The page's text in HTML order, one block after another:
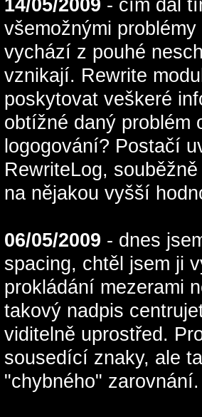
14/05/2009 - čím dál
všemožnými
vychází z pouhé
vznikají. Rewrite
poskytovat veškeré
obtížné daný problém
logogování? Postačí
RewriteLog,
na nějakou vyšší
06/05/2009 - dnes
spacing, chtěl jsem ji
prokládání mezerami
takový nadpis
viditelně uprostřed.
sousedící znaky, ale
"chybného"